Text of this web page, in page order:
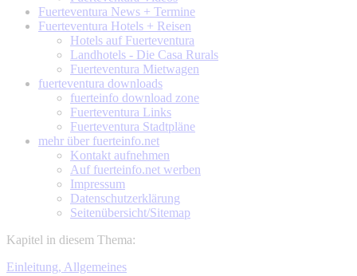
Fuerteventura News + Termine
Fuerteventura Hotels + Reisen
Hotels auf Fuerteventura
Landhotels - Die Casa Rurals
Fuerteventura Mietwagen
fuerteventura downloads
fuerteinfo download zone
Fuerteventura Links
Fuerteventura Stadtpläne
mehr über fuerteinfo.net
Kontakt aufnehmen
Auf fuerteinfo.net werben
Impressum
Datenschutzerklärung
Seitenübersicht/Sitemap
Kapitel in diesem Thema:
Einleitung, Allgemeines